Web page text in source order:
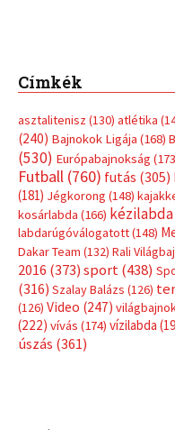
Címkék